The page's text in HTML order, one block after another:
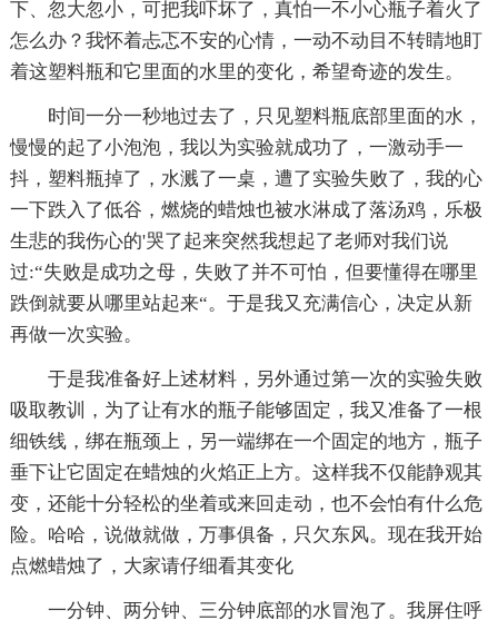
下、忽大忽小，可把我吓坏了，真怕一不小心瓶子着火了
怎么办？我怀着忐忑不安的心情，一动不动目不转睛地盯
着这塑料瓶和它里面的水里的变化，希望奇迹的发生。
时间一分一秒地过去了，只见塑料瓶底部里面的水，
慢慢的起了小泡泡，我以为实验就成功了，一激动手一
抖，塑料瓶掉了，水溅了一桌，遭了实验失败了，我的心
一下跌入了低谷，燃烧的蜡烛也被水淋成了落汤鸡，乐极
生悲的我伤心的'哭了起来突然我想起了老师对我们说
过:“失败是成功之母，失败了并不可怕，但要懂得在哪里
跌倒就要从哪里站起来“。于是我又充满信心，决定从新
再做一次实验。
于是我准备好上述材料，另外通过第一次的实验失败
吸取教训，为了让有水的瓶子能够固定，我又准备了一根
细铁线，绑在瓶颈上，另一端绑在一个固定的地方，瓶子
垂下让它固定在蜡烛的火焰正上方。这样我不仅能静观其
变，还能十分轻松的坐着或来回走动，也不会怕有什么危
险。哈哈，说做就做，万事俱备，只欠东风。现在我开始
点燃蜡烛了，大家请仔细看其变化
一分钟、两分钟、三分钟底部的水冒泡了。我屏住呼